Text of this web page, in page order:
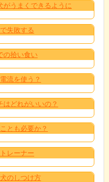
がうまくできるように
失敗する
の拾い食い
流を使う？
はどれがいいの？
とも必要か？
レーナー
のしつけ方